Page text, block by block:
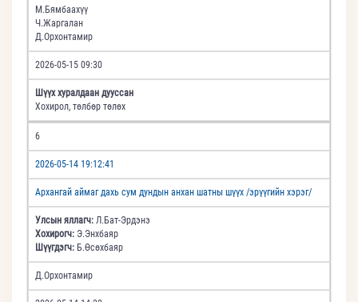
М.Бямбаахүү
Ч.Жаргалан
Д.Орхонтамир
2026-05-15 09:30
Шүүх хуралдаан дууссан
Хохирол, төлбөр төлөх
6
2026-05-14 19:12:41
Архангай аймаг дахь сум дундын анхан шатны шүүх /эрүүгийн хэрэг/
Улсын яллагч: Л.Бат-Эрдэнэ
Хохирогч: Э.Энхбаяр
Шүүгдэгч: Б.Өсөхбаяр
Д.Орхонтамир